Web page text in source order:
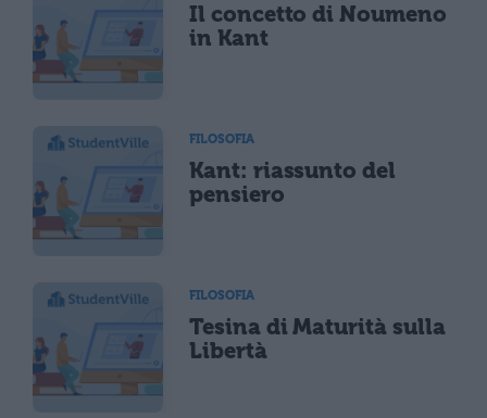
Il concetto di Noumeno
in Kant
FILOSOFIA
Kant: riassunto del
pensiero
FILOSOFIA
Tesina di Maturità sulla
Libertà